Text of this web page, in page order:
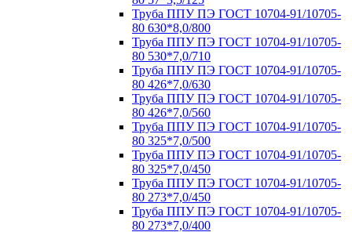
Труба ППУ ПЭ ГОСТ 10704-91/10705-
80 630*8,0/800
Труба ППУ ПЭ ГОСТ 10704-91/10705-
80 530*7,0/710
Труба ППУ ПЭ ГОСТ 10704-91/10705-
80 426*7,0/630
Труба ППУ ПЭ ГОСТ 10704-91/10705-
80 426*7,0/560
Труба ППУ ПЭ ГОСТ 10704-91/10705-
80 325*7,0/500
Труба ППУ ПЭ ГОСТ 10704-91/10705-
80 325*7,0/450
Труба ППУ ПЭ ГОСТ 10704-91/10705-
80 273*7,0/450
Труба ППУ ПЭ ГОСТ 10704-91/10705-
80 273*7,0/400